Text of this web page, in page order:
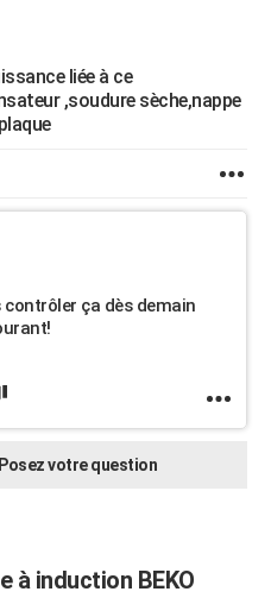
liée à ce
,soudure sèche,nappe
ça dès demain
Posez votre question
à induction BEKO